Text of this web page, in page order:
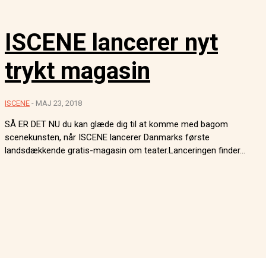
ISCENE lancerer nyt
trykt magasin
ISCENE - MAJ 23, 2018
SÅ ER DET NU du kan glæde dig til at komme med bagom
scenekunsten, når ISCENE lancerer Danmarks første
landsdækkende gratis-magasin om teater.Lanceringen finder...